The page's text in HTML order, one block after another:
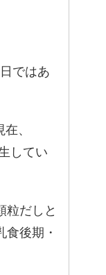
ではあ
、
してい
粒だしと
食後期・